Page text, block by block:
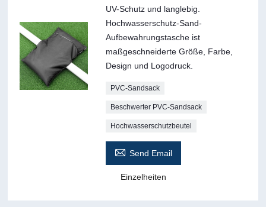
UV-Schutz und langlebig.
Hochwasserschutz-Sand-
Aufbewahrungstasche ist
maßgeschneiderte Größe, Farbe,
Design und Logodruck.
PVC-Sandsack
Beschwerter PVC-Sandsack
Hochwasserschutzbeutel
 Send Email
Einzelheiten